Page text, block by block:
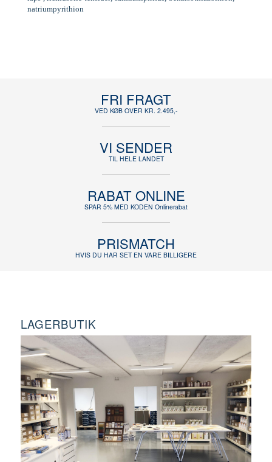
natriumpyrithion
FRI FRAGT
VED KØB OVER KR. 2.495,-
VI SENDER
TIL HELE LANDET
RABAT ONLINE
SPAR 5% MED KODEN Onlinerabat
PRISMATCH
HVIS DU HAR SET EN VARE BILLIGERE
LAGERBUTIK